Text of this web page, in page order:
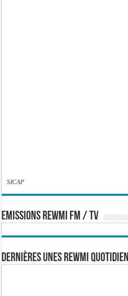
SICAP
EMISSIONS REWMI FM / TV
Dernières Unes Rewmi Quotidien